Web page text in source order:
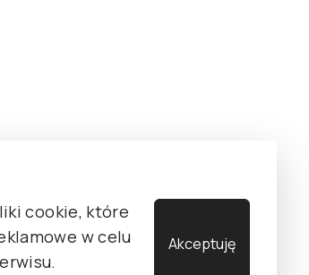
cookie, które
w celu
Akceptuję